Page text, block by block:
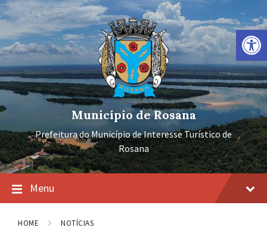
Barra de Ferramentas Aberta
Ir
para
conteúdo
Pular
para
navegação
principal
Pular
para
rodapé
Município de Rosana
Prefeitura do Município de Interesse Turístico de
Rosana
Menu
HOME NOTÍCIAS